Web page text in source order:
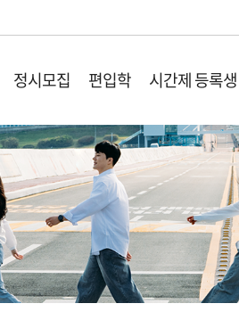
정시모집 편입학 시간제 등록생